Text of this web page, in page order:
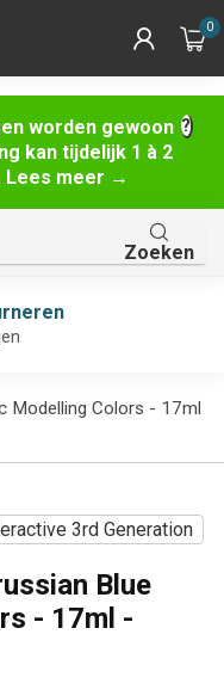
worden gewoon
kan tijdelijk 1 à 2
Lees meer →
0
Zoeken
Modelling Colors - 17ml
3rd Generation
Blue
- 17ml -